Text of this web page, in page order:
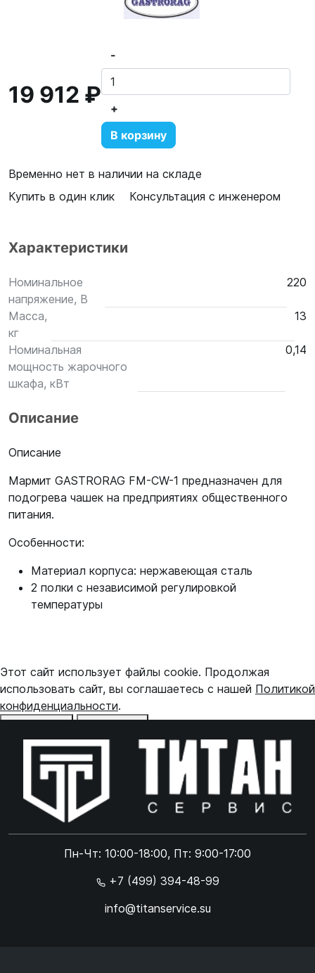
19 912 ₽
-
+
В корзину
Временно нет в наличии на складе
Купить в один клик
Консультация с инженером
Характеристики
Номинальное
напряжение, В
220
Масса,
кг
13
Номинальная
мощность жарочного
шкафа, кВт
0,14
Описание
Описание
Мармит GASTRORAG FM-CW-1 предназначен для
подогрева чашек на предприятиях общественного
питания.
Особенности:
Материал корпуса: нержавеющая сталь
2 полки с независимой регулировкой
температуры
Пн-Чт: 10:00-18:00, Пт: 9:00-17:00
+7 (499) 394-48-99
info@titanservice.su
Этот сайт использует файлы cookie. Продолжая
использовать сайт, вы соглашаетесь с нашей Политикой
конфиденциальности.
Online чат
Online чат